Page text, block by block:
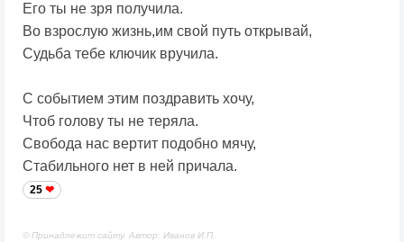
Его ты не зря получила.
Во взрослую жизнь,им свой путь открывай,
Судьба тебе ключик вручила.
С событием этим поздравить хочу,
Чтоб голову ты не теряла.
Свобода нас вертит подобно мячу,
Стабильного нет в ней причала.
25
© Принадлежит сайту. Автор: Иванов И.П.